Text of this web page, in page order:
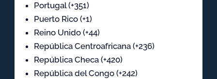
Portugal (+351)
Puerto Rico (+1)
Reino Unido (+44)
República Centroafricana (+236)
República Checa (+420)
República del Congo (+242)